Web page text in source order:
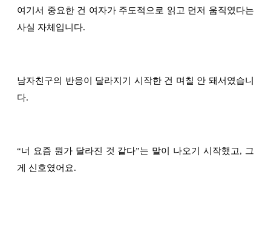
여기서 중요한 건 여자가 주도적으로 읽고 먼저 움직였다는
사실 자체입니다.
남자친구의 반응이 달라지기 시작한 건 며칠 안 돼서였습니
다.
“너 요즘 뭔가 달라진 것 같다”는 말이 나오기 시작했고, 그
게 신호였어요.